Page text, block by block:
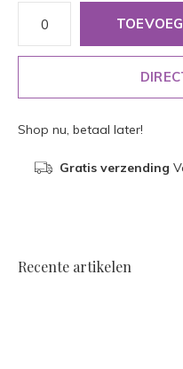
Shop nu, betaal later!
Gratis verzending
Recente artikelen